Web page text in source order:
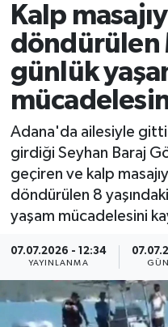
Kalp
döndürülen
günlük
Adana'da ailesiyle
girdiği Seyhan Baraj
geçiren ve kalp
döndürülen 8
yaşam mücadelesini
07.07.2026 - 12:34
YAYINLANMA